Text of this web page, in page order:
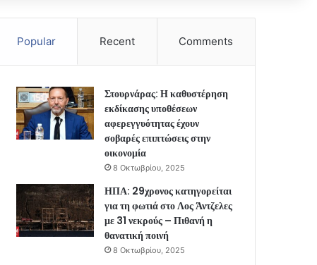
Popular Recent Comments
Στουρνάρας: Η καθυστέρηση
εκδίκασης υποθέσεων
αφερεγγυότητας έχουν
σοβαρές επιπτώσεις στην
οικονομία
8 Οκτωβρίου, 2025
ΗΠΑ: 29χρονος κατηγορείται
για τη φωτιά στο Λος Άντζελες
με 31 νεκρούς – Πιθανή η
θανατική ποινή
8 Οκτωβρίου, 2025